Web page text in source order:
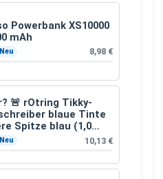
Powerbank XS10000
mAh
Neu 8,98 €
🚨 rOtring Tikky-
blaue Tinte
Spitze blau (1,0
mm – 12 Stück)
Neu 10,13 €